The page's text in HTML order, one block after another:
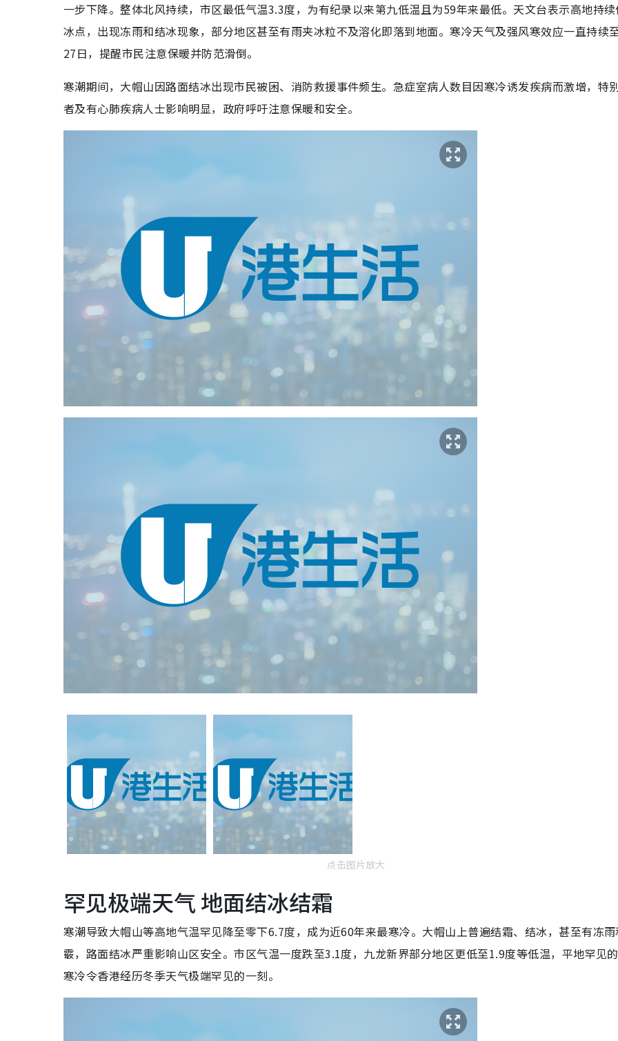
一步下降。整体北风持续，市区最低气温3.3度，为有纪录以来第九低温且为59年来最低。天文台表示高地持
冰点，出现冻雨和结冰现象，部分地区甚至有雨夹冰粒不及溶化即落到地面。寒冷天气及强风寒效应一直持续
27日，提醒市民注意保暖并防范滑倒。
寒潮期间，大帽山因路面结冰出现市民被困、消防救援事件频生。急症室病人数目因寒冷诱发疾病而激增，特
者及有心肺疾病人士影响明显，政府呼吁注意保暖和安全。
点击图片放大
罕见极端天气 地面结冰结霜
寒潮导致大帽山等高地气温罕见降至零下6.7度，成为近60年来最寒冷。大帽山上普遍结霜、结冰，甚至有冻雨
霰，路面结冰严重影响山区安全。市区气温一度跌至3.1度，九龙新界部分地区更低至1.9度等低温，平地罕见
寒冷令香港经历冬季天气极端罕见的一刻。